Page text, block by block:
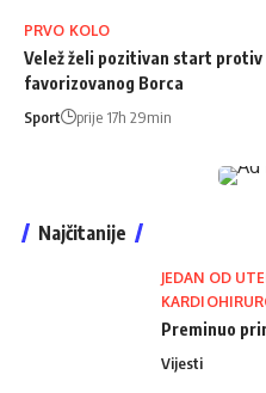
PRVO KOLO
Velež želi pozitivan start protiv
favorizovanog Borca
Sport prije 17h 29min
Najčitanije
JEDAN OD
Preminuo
Vijesti